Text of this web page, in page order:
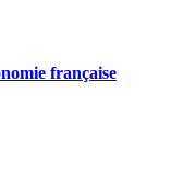
française